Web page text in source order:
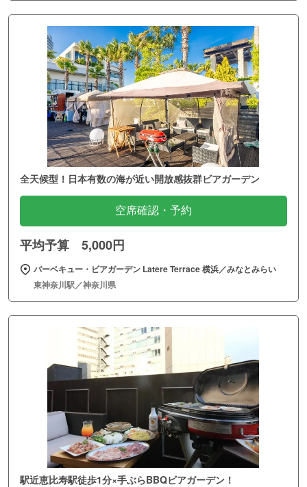
全天候型！日本有数の海が近い開放感抜群ビアガーデン
空席確認・予約
平均予算 5,000円
バーベキュー・ビアガーデン Latere Terrace 横浜／みなとみらい
東神奈川駅／神奈川県
駅近恵比寿駅徒歩1分×手ぶらBBQビアガーデン！